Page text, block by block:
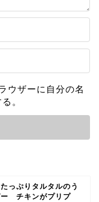
ウザーに自分の名
。
っぷりタルタルのう
ー チキンがプリプ